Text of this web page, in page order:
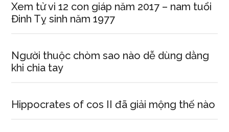
Xem tử vi 12 con giáp năm 2017 – nam tuổi
Đinh Tỵ sinh năm 1977
Người thuộc chòm sao nào dễ dùng dằng
khi chia tay
Hippocrates of cos II đã giải mộng thế nào